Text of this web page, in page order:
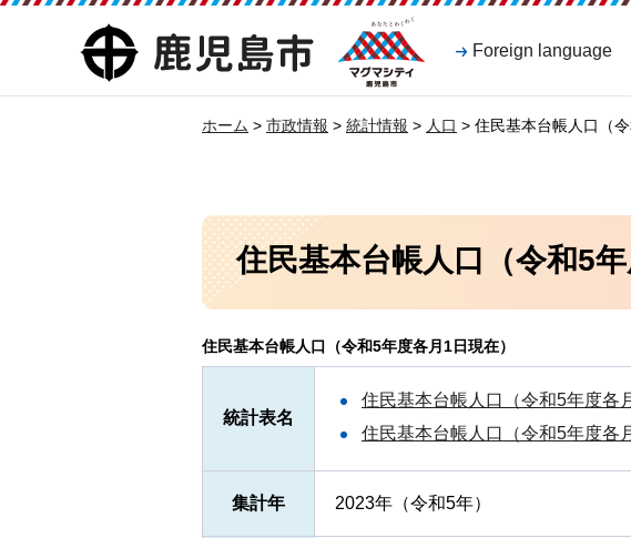
鹿児島市
マグマシティ
鹿児島市
Foreign language
ホーム > 市政情報 > 統計情報 > 人口 > 住民基本台帳人口（
住民基本台帳人口（令和5年
住民基本台帳人口（令和5年度各月1日現在）
統計表名
住民基本台帳人口（令和5年度各
住民基本台帳人口（令和5年度各
集計年 2023年（令和5年）